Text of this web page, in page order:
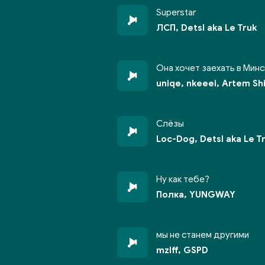
Superstar
ЛСП, Detsl aka Le Truk
Она хочет заехать в
uniqe, nkeeei, Artem
Слёзы
Loc-Dog, Detsl aka Le
Ну как тебе?
Полка, YUNGWAY
мы не станем другими
mzlff, GSPD